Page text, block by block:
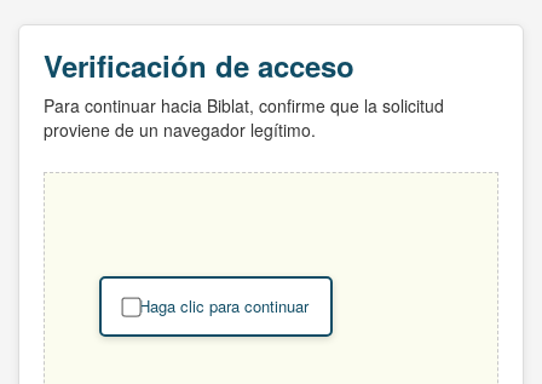
Verificación de acceso
Para continuar hacia Biblat, confirme que la solicitud
proviene de un navegador legítimo.
Haga clic para continuar